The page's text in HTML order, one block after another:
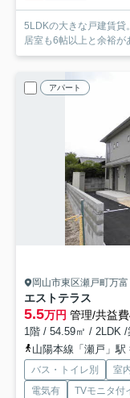
5LDKの大きな戸建賃貸
居室も6帖以上と余裕が
アパート
岡山市東区瀬戸町万富
エストテラス
5.5万円 管理/共益
1階 / 54.59㎡ / 2LDK /
山陽本線「瀬戸」駅
バス・トイレ別 室
電気有
TVモニタ付